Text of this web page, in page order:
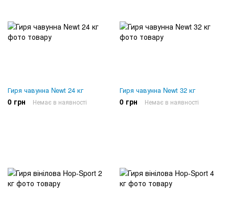
Гиря чавунна Newt 24 кг
0 грн Немає в наявності
Гиря чавунна Newt 32 кг
0 грн Немає в наявності